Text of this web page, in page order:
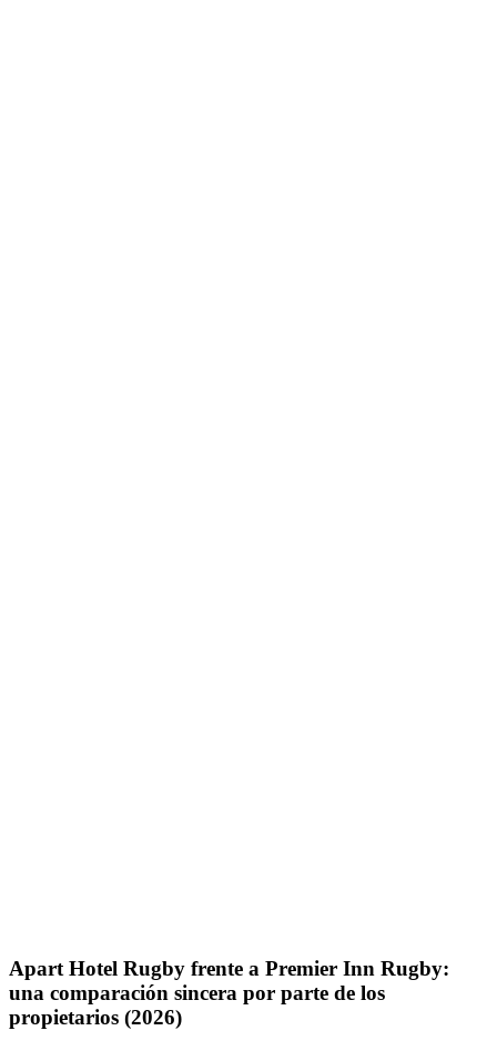
Apart Hotel Rugby frente a Premier Inn Rugby:
una comparación sincera por parte de los
propietarios (2026)